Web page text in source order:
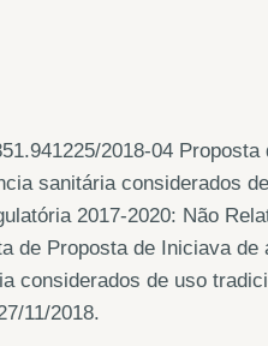
2018-04
sanitária considerados
2017-2020: Não
de Proposta de Iniciava de
considerados de uso
11/2018.